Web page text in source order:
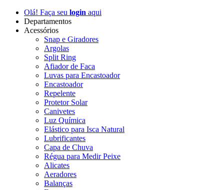
Olá! Faça seu login aqui
Departamentos
Acessórios
Snap e Giradores
Argolas
Split Ring
Afiador de Faca
Luvas para Encastoador
Encastoador
Repelente
Protetor Solar
Canivetes
Luz Química
Elástico para Isca Natural
Lubrificantes
Capa de Chuva
Régua para Medir Peixe
Alicates
Aeradores
Balanças